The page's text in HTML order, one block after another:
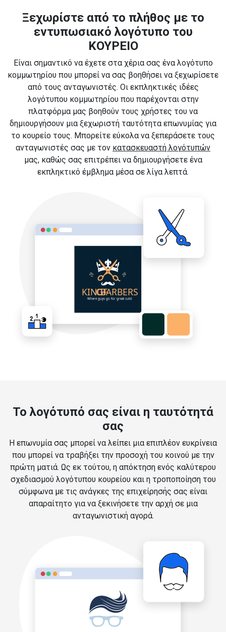
Ξεχωρίστε από το πλήθος με το
εντυπωσιακό λογότυπο του
ΚΟΥΡΕΙΟ
Είναι σημαντικό να έχετε στα χέρια σας ένα λογότυπο
κομμωτηρίου που μπορεί να σας βοηθήσει να ξεχωρίσετε
από τους ανταγωνιστές. Οι εκπληκτικές ιδέες
λογότυπου κομμωτηρίου που παρέχονται στην
πλατφόρμα μας βοηθούν τους χρήστες του να
δημιουργήσουν μια ξεχωριστή ταυτότητα επωνυμίας για
το κουρείο τους. Μπορείτε εύκολα να ξεπεράσετε τους
ανταγωνιστές σας με τον κατασκευαστή λογότυπών
μας, καθώς σας επιτρέπει να δημιουργήσετε ένα
εκπληκτικό έμβλημα μέσα σε λίγα λεπτά.
Το λογότυπό σας είναι η ταυτότητά
σας
Η επωνυμία σας μπορεί να λείπει μια επιπλέον ευκρίνεια
που μπορεί να τραβήξει την προσοχή του κοινού με την
πρώτη ματιά. Ως εκ τούτου, η απόκτηση ενός καλύτερου
σχεδιασμού λογότυπου κουρείου και η τροποποίηση του
σύμφωνα με τις ανάγκες της επιχείρησής σας είναι
απαραίτητο για να ξεκινήσετε την αρχή σε μια
ανταγωνιστική αγορά.